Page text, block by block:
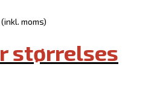
(inkl. moms)
størrelses